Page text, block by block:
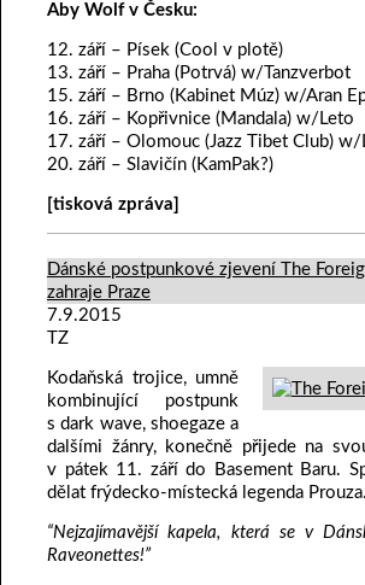
Aby Wolf v Česku:
12. září – Písek (Cool v plotě)
13. září – Praha (Potrvá) w/Tanzverbot
15. září – Brno (Kabinet Múz) w/Aran
16. září – Kopřivnice (Mandala) w/Leto
17. září – Olomouc (Jazz Tibet Club) w/
20. září – Slavičín (KamPak?)
[tisková zpráva]
Dánské postpunkové zjevení The
zahraje Praze
7.9.2015
TZ
Kodaňská trojice, umně
kombinující postpunk
s dark wave, shoegaze a
dalšími žánry, konečně přijede na
v pátek 11. září do Basement Baru.
dělat frýdecko-místecká legenda Prouza.
“Nejzajímavější kapela, která se v
Raveonettes!”